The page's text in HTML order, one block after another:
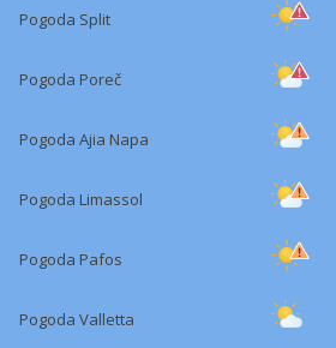
Pogoda Split
Pogoda Poreč
Pogoda Ajia Napa
Pogoda Limassol
Pogoda Pafos
Pogoda Valletta